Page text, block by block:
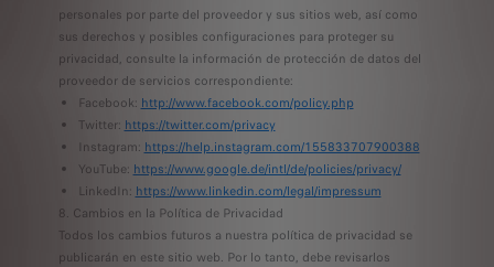
personales por parte del proveedor y sus sitios web, así como
sus derechos y posibles configuraciones para proteger su
privacidad, consulte la información de protección de datos del
proveedor de servicios correspondiente:
Facebook: http://www.facebook.com/policy.php
Twitter: https://twitter.com/privacy
Instagram: https://help.instagram.com/155833707900388
YouTube: https://www.google.de/intl/de/policies/privacy/
LinkedIn: https://www.linkedin.com/legal/impressum
8. Cambios en la Política de Privacidad
Todos los cambios futuros a nuestra política de privacidad se
publicarán en este sitio web. Por lo tanto, debe revisarlos